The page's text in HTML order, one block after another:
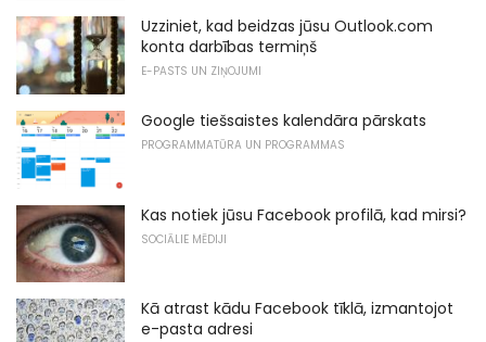
Uzziniet, kad beidzas jūsu Outlook.com
konta darbības termiņš
E-PASTS UN ZIŅOJUMI
Google tiešsaistes kalendāra pārskats
PROGRAMMATŪRA UN PROGRAMMAS
Kas notiek jūsu Facebook profilā, kad mirsi?
SOCIĀLIE MĒDIJI
Kā atrast kādu Facebook tīklā, izmantojot
e-pasta adresi